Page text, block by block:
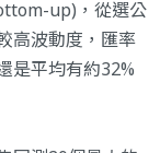
up)，從選公
高波動度，匯率
是平均有約32%